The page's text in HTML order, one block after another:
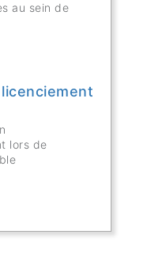
au sein de
lors de